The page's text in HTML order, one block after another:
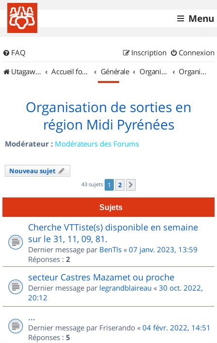
Menu
FAQ Connexion
Inscription
UtagawaVTT (Randos VTT et VTTAE avec traces GPS)
Accueil forum Générale Organisation de sorties & Recherche de partenaires Organisation de sorties en région Midi Pyrénées
Organisation de sorties en
région Midi Pyrénées
Modérateur : Modérateurs des Forums
Nouveau sujet
43 sujets 1 2
Sujets
Cherche VTTiste(s) disponible en semaine
sur le 31, 11, 09, 81.
Dernier message par BenTls « 07 janv. 2023, 13:59
Réponses : 2
secteur Castres Mazamet ou proche
Dernier message par legrandblaireau « 30 oct. 2022,
20:12
...
Dernier message par Friserando « 04 févr. 2022, 14:51
Réponses : 5